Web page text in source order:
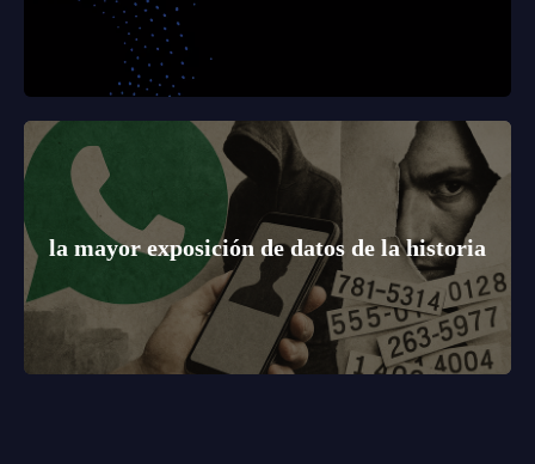
la mayor exposición de datos de la historia